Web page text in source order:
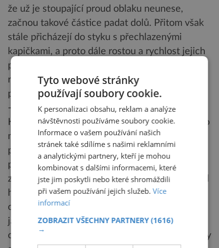
že už je stoupající proud oblaku neunese,
začnou takové částice padat dolů. Přitom však
stále přicházejí do styku s přechlazenými
kapičkami, a proto dále rostou a rychlost jejich
pádu se neustále zvyšuje. Může dosáhnout
rychlosti až 180 km/h. Největší nárůst krup je
přitom v oblasti mezi hladinami o teplotách
-10°C a -30°C, tedy ve vrstvě o síle asi 3 km.
Kroupy mohou mít kulový či kuželový tvar nebo
mohou být i nepravidelnými kusy ledu. V
průřezu mají často několik zřetelných vrstev
průzračného a průsvitného ledu. Krupobití
zpravidla trvá jen několik minut, výjimečně i půl
hodiny, a zasahuje obvykle jen omezenou
oblast. Nejčastěji se s ním můžeme setkat při
jarních a letních měsících, zpravidla v
odpoledních hodinách, přičemž největší kroupy
Tyto webové stránky
používají soubory cookie.
K personalizaci obsahu, reklam a analýze
návštěvnosti používáme soubory cookie.
Informace o vašem používání našich
stránek také sdílíme s našimi reklamními
a analytickými partnery, kteří je mohou
kombinovat s dalšími informacemi, které
jste jim poskytli nebo které shromáždili
při vašem používání jejich služeb.Více
informací
ZOBRAZIT VŠECHNY PARTNERY(1616)
→